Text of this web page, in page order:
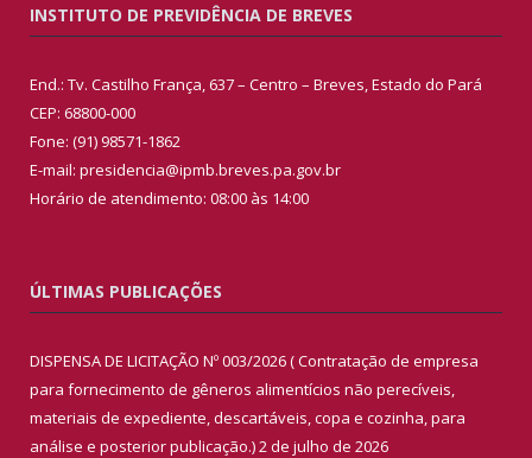
INSTITUTO DE PREVIDÊNCIA DE BREVES
End.: Tv. Castilho França, 637 – Centro – Breves, Estado do Pará
CEP: 68800-000
Fone: (91) 98571-1862
E-mail: presidencia@ipmb.breves.pa.gov.br
Horário de atendimento: 08:00 às 14:00
ÚLTIMAS PUBLICAÇÕES
DISPENSA DE LICITAÇÃO Nº 003/2026 ( Contratação de empresa
para fornecimento de gêneros alimentícios não perecíveis,
materiais de expediente, descartáveis, copa e cozinha, para
análise e posterior publicação.)2 de julho de 2026